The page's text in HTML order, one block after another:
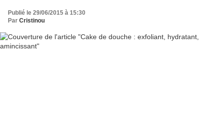
Publié le 29/06/2015 à 15:30
Par Cristinou